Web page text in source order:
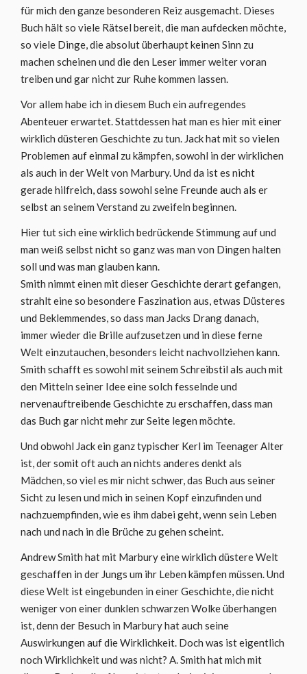
für mich den ganze besonderen Reiz ausgemacht. Dieses
Buch hält so viele Rätsel bereit, die man aufdecken möchte,
so viele Dinge, die absolut überhaupt keinen Sinn zu
machen scheinen und die den Leser immer weiter voran
treiben und gar nicht zur Ruhe kommen lassen.
Vor allem habe ich in diesem Buch ein aufregendes
Abenteuer erwartet. Stattdessen hat man es hier mit einer
wirklich düsteren Geschichte zu tun. Jack hat mit so vielen
Problemen auf einmal zu kämpfen, sowohl in der wirklichen
als auch in der Welt von Marbury. Und da ist es nicht
gerade hilfreich, dass sowohl seine Freunde auch als er
selbst an seinem Verstand zu zweifeln beginnen.
Hier tut sich eine wirklich bedrückende Stimmung auf und
man weiß selbst nicht so ganz was man von Dingen halten
soll und was man glauben kann.
Smith nimmt einen mit dieser Geschichte derart gefangen,
strahlt eine so besondere Faszination aus, etwas Düsteres
und Beklemmendes, so dass man Jacks Drang danach,
immer wieder die Brille aufzusetzen und in diese ferne
Welt einzutauchen, besonders leicht nachvollziehen kann.
Smith schafft es sowohl mit seinem Schreibstil als auch mit
den Mitteln seiner Idee eine solch fesselnde und
nervenauftreibende Geschichte zu erschaffen, dass man
das Buch gar nicht mehr zur Seite legen möchte.
Und obwohl Jack ein ganz typischer Kerl im Teenager Alter
ist, der somit oft auch an nichts anderes denkt als
Mädchen, so viel es mir nicht schwer, das Buch aus seiner
Sicht zu lesen und mich in seinen Kopf einzufinden und
nachzuempfinden, wie es ihm dabei geht, wenn sein Leben
nach und nach in die Brüche zu gehen scheint.
Andrew Smith hat mit Marbury eine wirklich düstere Welt
geschaffen in der Jungs um ihr Leben kämpfen müssen. Und
diese Welt ist eingebunden in einer Geschichte, die nicht
weniger von einer dunklen schwarzen Wolke überhangen
ist, denn der Besuch in Marbury hat auch seine
Auswirkungen auf die Wirklichkeit. Doch was ist eigentlich
noch Wirklichkeit und was nicht? A. Smith hat mich mit